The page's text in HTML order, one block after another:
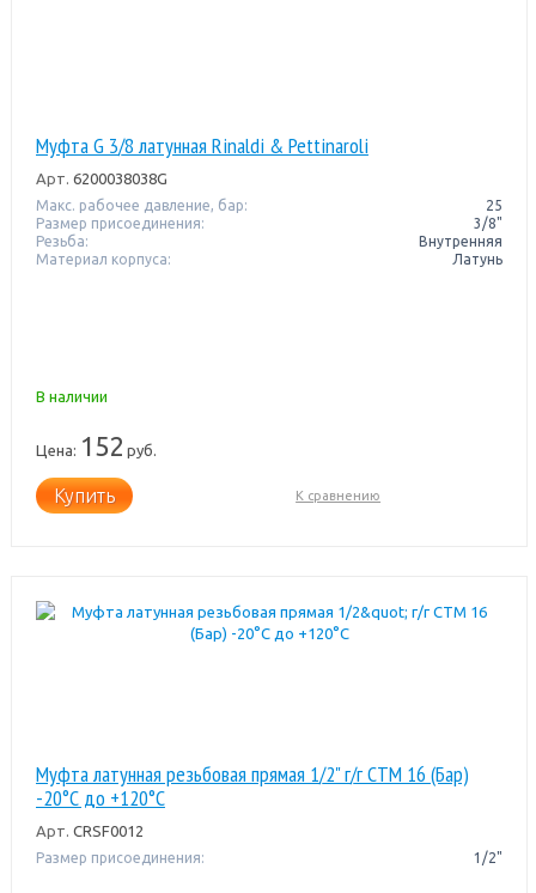
Муфта G 3/8 латунная Rinaldi & Pettinaroli
Арт. 6200038038G
Макс. рабочее давление, бар:
25
Размер присоединения:
3/8"
Резьба:
Внутренняя
Материал корпуса:
Латунь
В наличии
Цена: 152 руб.
Купить К сравнению
Муфта латунная резьбовая прямая 1/2" г/г CTM 16 (Бар)
-20°С до +120°С
Арт. CRSF0012
Размер присоединения: 1/2"